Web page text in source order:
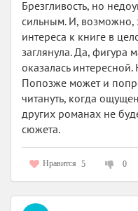
Брезгливость, но
сильным. И, возможно,
интереса к книге в
заглянула. Да, фигура
оказалась
Попозже может и
читануть, когда
других романах не
сюжета.
Нравится 5 0